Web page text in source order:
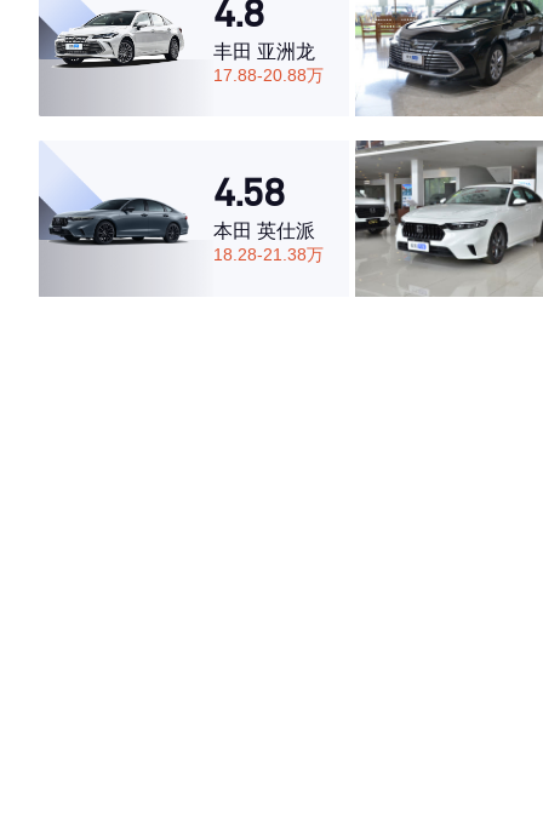
4.8
丰田 亚洲龙
17.88-20.88万
4.58
本田 英仕派
18.28-21.38万